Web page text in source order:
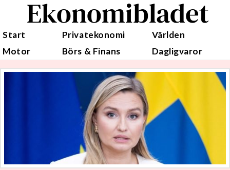
Ekonomibladet
Start Privatekonomi
Världen
Motor
Börs & Finans Dagligvaror